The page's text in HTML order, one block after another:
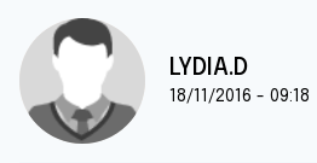
LYDIA.D
18/11/2016 - 09:18